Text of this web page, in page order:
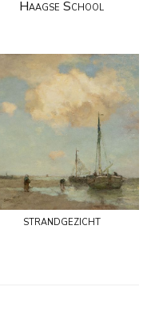
Haagse School
strandgezicht